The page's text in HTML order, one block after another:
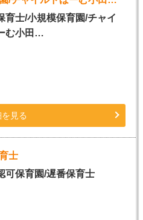
育士/小規模保育園/チャイ
む小田…
見る
士
可保育園/遅番保育士